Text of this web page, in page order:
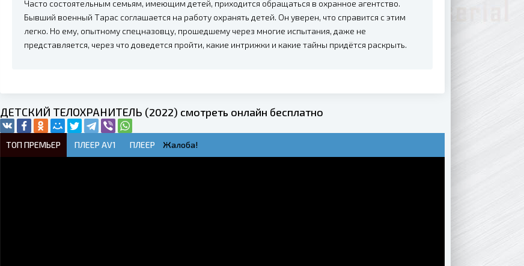
Часто состоятельным семьям, имеющим детей, приходится обращаться в охранное агентство.
Бывший военный Тарас соглашается на работу охранять детей. Он уверен, что справится с этим
легко. Но ему, опытному спецназовцу, прошедшему через многие испытания, даже не
представляется, через что доведется пройти, какие интрижки и какие тайны придётся раскрыть.
ДЕТСКИЙ ТЕЛОХРАНИТЕЛЬ (2022) смотреть онлайн бесплатно
ТОП ПРЕМЬЕР ПЛЕЕР AV1 ПЛЕЕР Жалоба!